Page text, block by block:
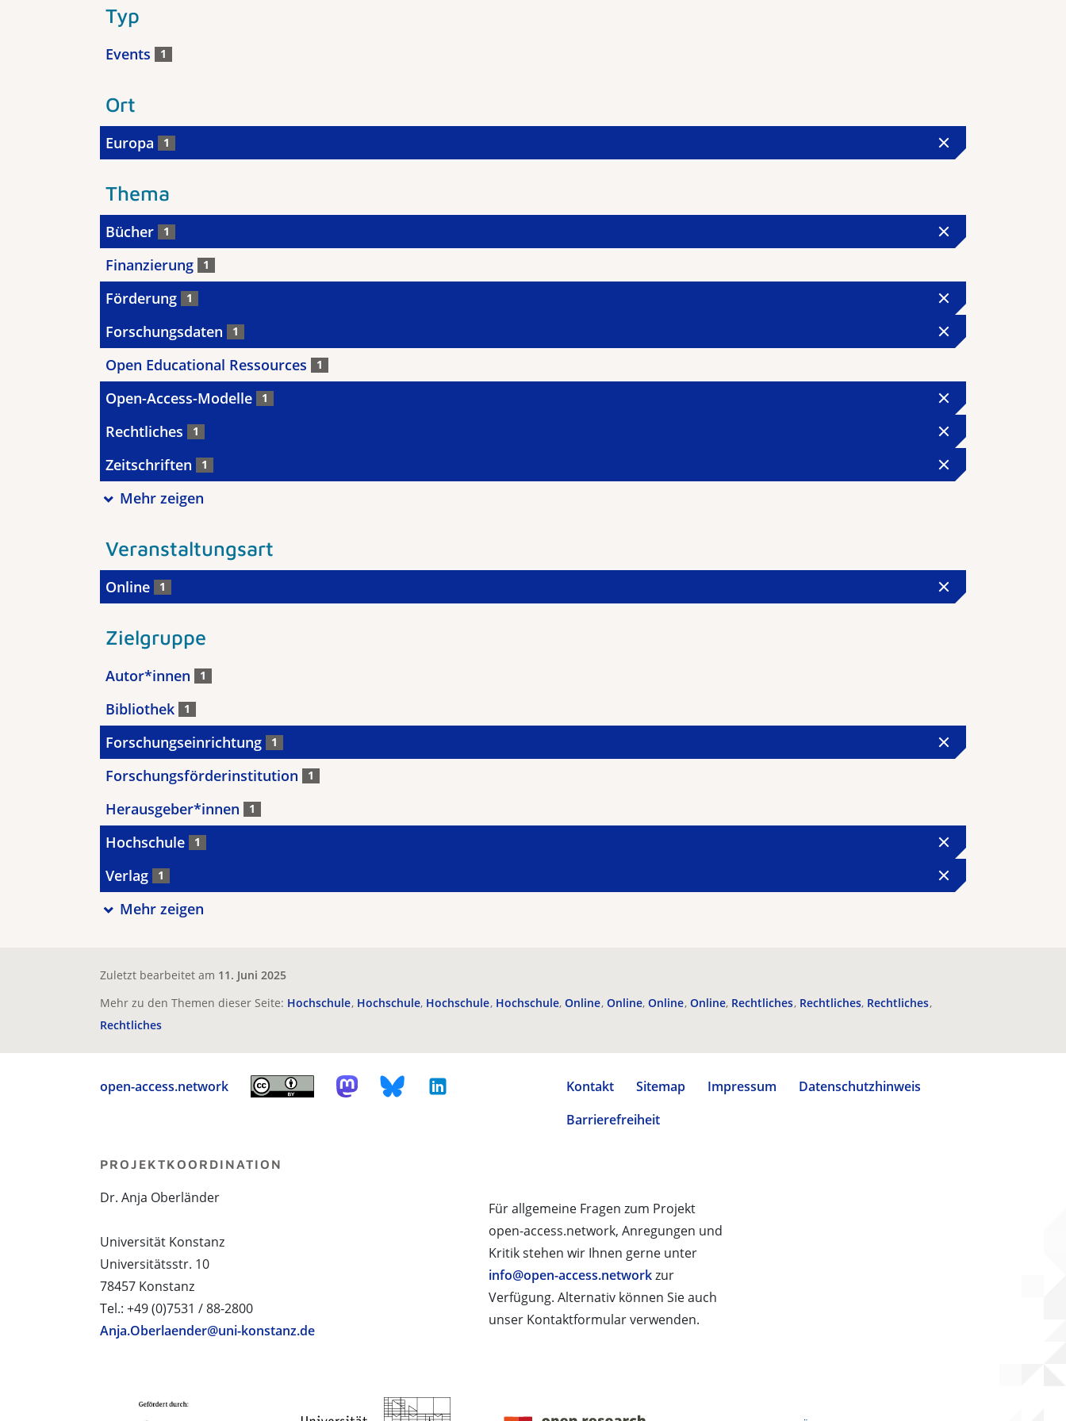
Typ
Events 1
Ort
Europa 1
Thema
Bücher 1
Finanzierung 1
Förderung 1
Forschungsdaten 1
Open Educational Ressources 1
Open-Access-Modelle 1
Rechtliches 1
Zeitschriften 1
Mehr zeigen
Veranstaltungsart
Online 1
Zielgruppe
Autor*innen 1
Bibliothek 1
Forschungseinrichtung 1
Forschungsförderinstitution 1
Herausgeber*innen 1
Hochschule 1
Verlag 1
Mehr zeigen
Zuletzt bearbeitet am 11. Juni 2025
Mehr zu den Themen dieser Seite: Hochschule Hochschule Hochschule Hochschule Online Online Online Online Rechtliches Rechtliches Rechtliches
Rechtliches
open-access.network Kontakt Sitemap Impressum
Datenschutzhinweis
Barrierefreiheit
Für allgemeine Fragen zum Projekt
open-access.network, Anregungen und
Kritik stehen wir Ihnen gerne unter
info@open-access.networkzur
Verfügung. Alternativ können Sie auch
unser Kontaktformular verwenden.
PROJEKTKOORDINATION
Dr. Anja Oberländer
Universität Konstanz
Universitätsstr. 10
78457 Konstanz
Tel.: +49 (0)7531 / 88-2800
Anja.Oberlaender@uni-konstanz.de